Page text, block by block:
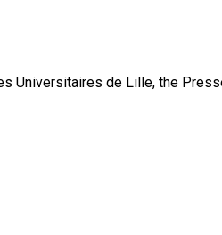
Universitaires de Lille, the